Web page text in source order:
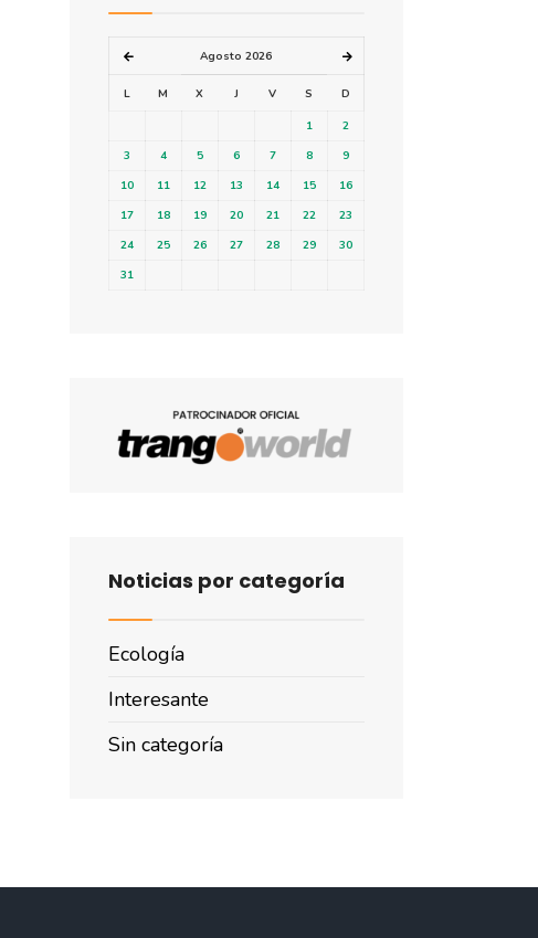
Agosto 2026
L M X J V S D
1
2
3
4 5 6 7 8
9
10
11 12 13 14 15
16
17
18 19 20 21 22
23
24
25 26 27 28 29
30
31
Noticias por categoría
Ecología
Interesante
Sin categoría